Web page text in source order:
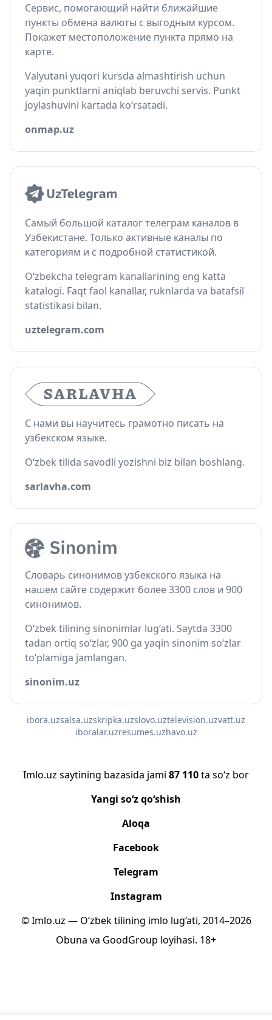
Сервис, помогающий найти ближайшие
пункты обмена валюты с выгодным курсом.
Покажет местоположение пункта прямо на
карте.
Valyutani yuqori kursda almashtirish uchun
yaqin punktlarni aniqlab beruvchi servis. Punkt
joylashuvini kartada ko‘rsatadi.
onmap.uz
Самый большой каталог телеграм каналов в
Узбекистане. Только активные каналы по
категориям и с подробной статистикой.
O‘zbekcha telegram kanallarining eng katta
katalogi. Faqt faol kanallar, ruknlarda va batafsil
statistikasi bilan.
uztelegram.com
С нами вы научитесь грамотно писать на
узбекском языке.
O‘zbek tilida savodli yozishni biz bilan boshlang.
sarlavha.com
Словарь синонимов узбекского языка на
нашем сайте содержит более 3300 слов и 900
синонимов.
O‘zbek tilining sinonimlar lug‘ati. Saytda 3300
tadan ortiq so‘zlar, 900 ga yaqin sinonim so‘zlar
to‘plamiga jamlangan.
sinonim.uz
ibora.uzsalsa.uzskripka.uzslovo.uztelevision.uzvatt.uz
iboralar.uzresumes.uzhavo.uz
Imlo.uz saytining bazasida jami 87 110ta so‘z bor
Yangi so‘z qo‘shish
Aloqa
Facebook
Telegram
Instagram
© Imlo.uz — O‘zbek tilining imlo lug‘ati, 2014–2026
Obuna va GoodGroup loyihasi. 18+